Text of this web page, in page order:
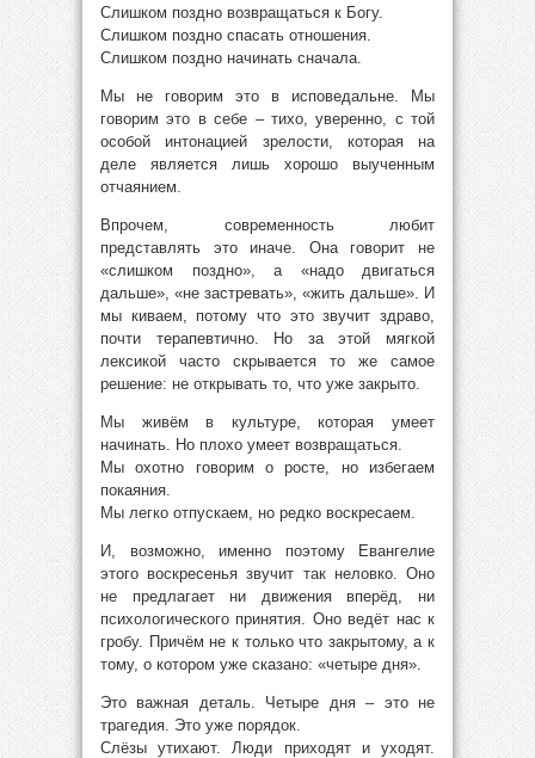
Слишком поздно возвращаться к Богу.
Слишком поздно спасать отношения.
Слишком поздно начинать сначала.
Мы не говорим это в исповедальне. Мы
говорим это в себе – тихо, уверенно, с той
особой интонацией зрелости, которая на
деле является лишь хорошо выученным
отчаянием.
Впрочем, современность любит
представлять это иначе. Она говорит не
«слишком поздно», а «надо двигаться
дальше», «не застревать», «жить дальше». И
мы киваем, потому что это звучит здраво,
почти терапевтично. Но за этой мягкой
лексикой часто скрывается то же самое
решение: не открывать то, что уже закрыто.
Мы живём в культуре, которая умеет
начинать. Но плохо умеет возвращаться.
Мы охотно говорим о росте, но избегаем
покаяния.
Мы легко отпускаем, но редко воскресаем.
И, возможно, именно поэтому Евангелие
этого воскресенья звучит так неловко. Оно
не предлагает ни движения вперёд, ни
психологического принятия. Оно ведёт нас к
гробу. Причём не к только что закрытому, а к
тому, о котором уже сказано: «четыре дня».
Это важная деталь. Четыре дня – это не
трагедия. Это уже порядок.
Слёзы утихают. Люди приходят и уходят.